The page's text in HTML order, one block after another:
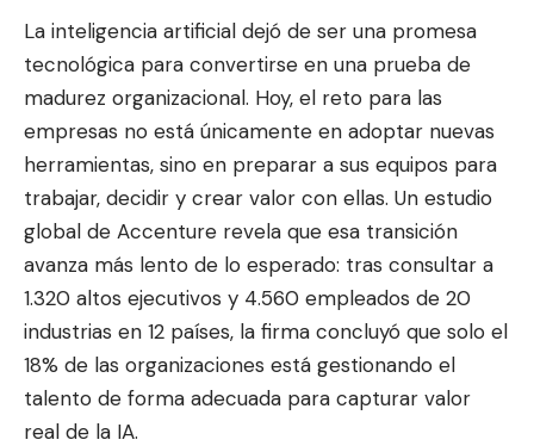
La inteligencia artificial dejó de ser una promesa
tecnológica para convertirse en una prueba de
madurez organizacional. Hoy, el reto para las
empresas no está únicamente en adoptar nuevas
herramientas, sino en preparar a sus equipos para
trabajar, decidir y crear valor con ellas. Un estudio
global de Accenture revela que esa transición
avanza más lento de lo esperado: tras consultar a
1.320 altos ejecutivos y 4.560 empleados de 20
industrias en 12 países, la firma concluyó que solo el
18% de las organizaciones está gestionando el
talento de forma adecuada para capturar valor
real de la IA.